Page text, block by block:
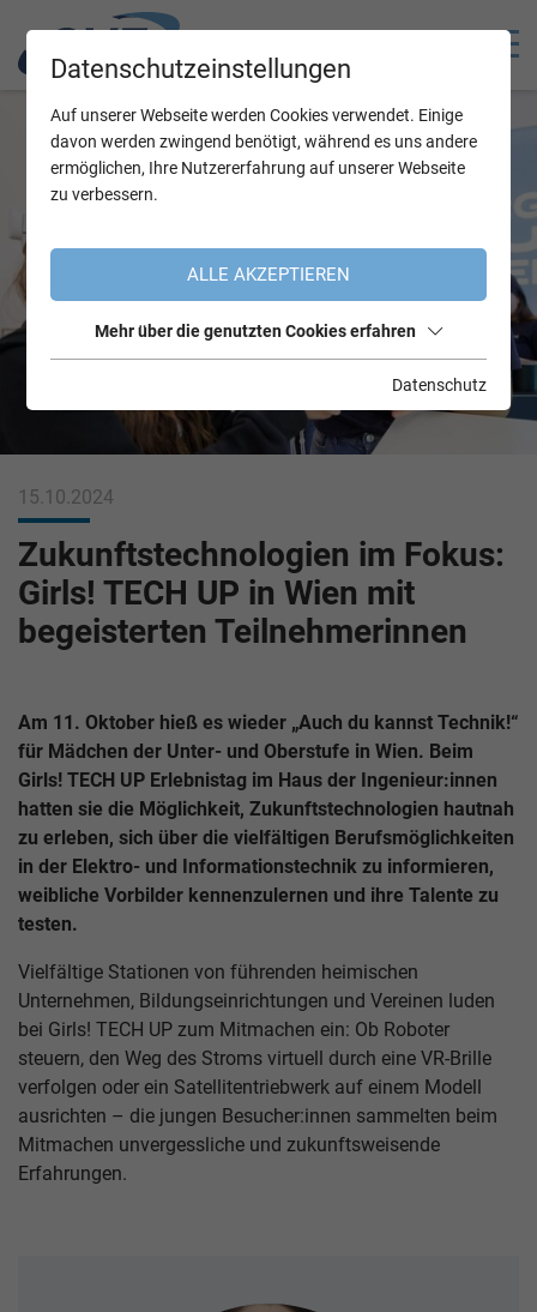
15.10.2024
Zukunftstechnologien im Fokus:
Girls! TECH UP in Wien mit
begeisterten Teilnehmerinnen
Am 11. Oktober hieß es wieder „Auch du kannst Technik!“
für Mädchen der Unter- und Oberstufe in Wien. Beim
Girls! TECH UP Erlebnistag im Haus der Ingenieur:innen
hatten sie die Möglichkeit, Zukunftstechnologien hautnah
zu erleben, sich über die vielfältigen Berufsmöglichkeiten
in der Elektro- und Informationstechnik zu informieren,
weibliche Vorbilder kennenzulernen und ihre Talente zu
testen.
Vielfältige Stationen von führenden heimischen
Unternehmen, Bildungseinrichtungen und Vereinen luden
bei Girls! TECH UP zum Mitmachen ein: Ob Roboter
steuern, den Weg des Stroms virtuell durch eine VR-Brille
verfolgen oder ein Satellitentriebwerk auf einem Modell
ausrichten – die jungen Besucher:innen sammelten beim
Mitmachen unvergessliche und zukunftsweisende
Erfahrungen.
Datenschutzeinstellungen
Auf unserer Webseite werden Cookies verwendet. Einige
davon werden zwingend benötigt, während es uns andere
ermöglichen, Ihre Nutzererfahrung auf unserer Webseite
zu verbessern.
ALLE AKZEPTIEREN
Mehr über die genutzten Cookies erfahren
Datenschutz